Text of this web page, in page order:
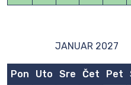
JANUAR 2027
Pon Uto Sre Čet Pet